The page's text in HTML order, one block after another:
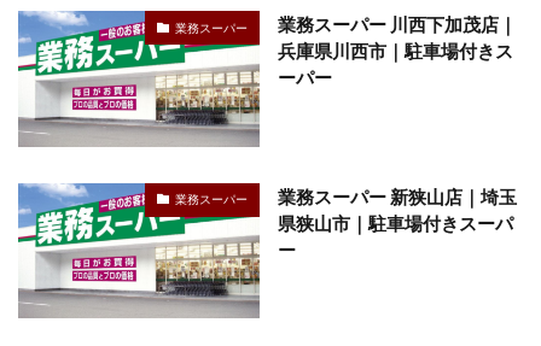
業務スーパー
業務スーパー 川西下加茂店｜
兵庫県川西市｜駐車場付きス
ーパー
業務スーパー
業務スーパー 新狭山店｜埼玉
県狭山市｜駐車場付きスーパ
ー